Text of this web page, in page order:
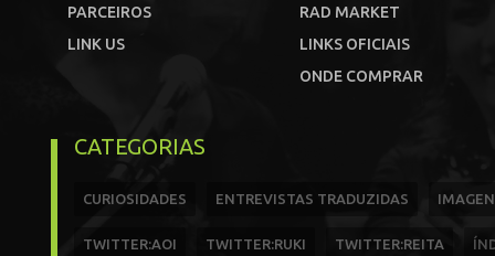
PARCEIROS
LINK US
RAD MARKET
LINKS OFICIAIS
ONDE COMPRAR
CATEGORIAS
CURIOSIDADES ENTREVISTAS TRADUZIDAS
TWITTER:AOI TWITTER:RUKI TWITTER:REITA